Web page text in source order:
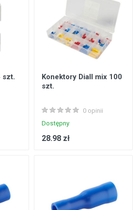
szt.
Konektory Diall mix 100
szt.
0 opinii
Dostępny
28.98 zł